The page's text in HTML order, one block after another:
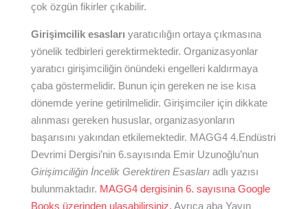
çok özgün fikirler çıkabilir.
Girişimcilik esasları yaratıcılığın ortaya çıkmasına
yönelik tedbirleri gerektirmektedir. Organizasyonlar
yaratıcı girişimciliğin önündeki engelleri kaldırmaya
çaba göstermelidir. Bunun için gereken ne ise kısa
dönemde yerine getirilmelidir. Girişimciler için dikkate
alınması gereken hususlar, organizasyonların
başarısını yakından etkilemektedir. MAGG4 4.Endüstri
Devrimi Dergisi’nin 6.sayısında Emir Uzunoğlu’nun
Girişimciliğin İncelik Gerektiren Esaslarıadlı yazısı
bulunmaktadır. MAGG4 dergisinin 6. sayısına Google
Books üzerinden ulaşabilirsiniz. Ayrıca aba Yayın